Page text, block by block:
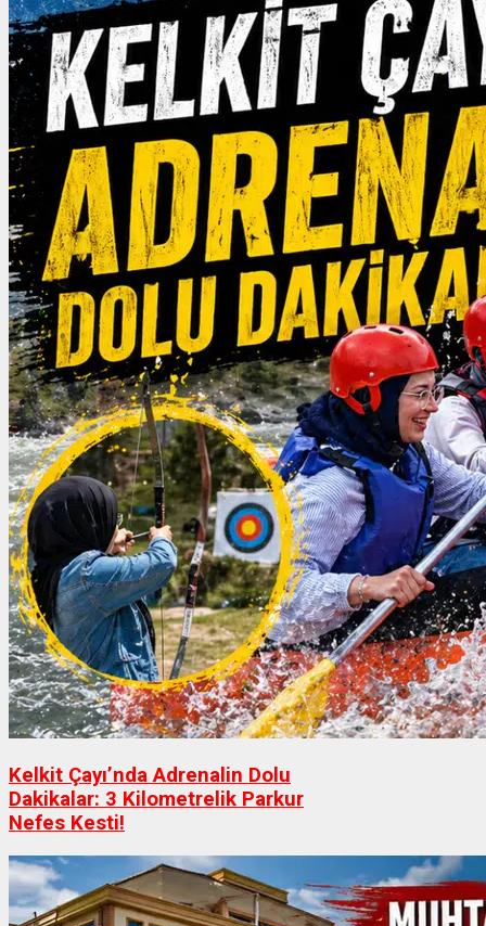
Kelkit Çayı’nda Adrenalin Dolu
Dakikalar: 3 Kilometrelik Parkur
Nefes Kesti!